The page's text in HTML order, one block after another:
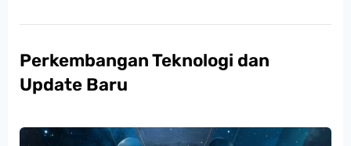
Perkembangan Teknologi dan
Update Baru